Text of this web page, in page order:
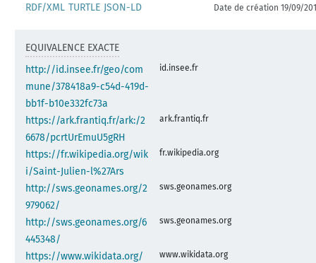
RDF/XML TURTLE JSON-LD Date de création 19/09/
EQUIVALENCE EXACTE
http://id.insee.fr/geo/com
mune/378418a9-c54d-419d-
bb1f-b10e332fc73a
id.insee.fr
https://ark.frantiq.fr/ark:/2
6678/pcrtUrEmuU5gRH
ark.frantiq.fr
https://fr.wikipedia.org/wik
i/Saint-Julien-l%27Ars
fr.wikipedia.org
http://sws.geonames.org/2
979062/
sws.geonames.org
http://sws.geonames.org/6
445348/
sws.geonames.org
https://www.wikidata.org/
www.wikidata.org